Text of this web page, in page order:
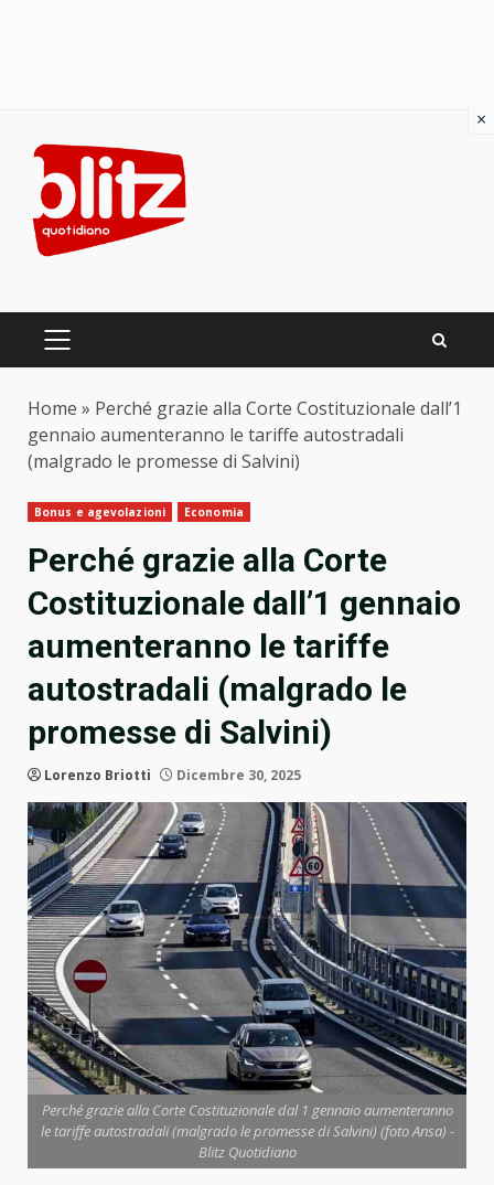
content
PRIMARY
Home » Perché grazie alla Corte Costituzionale dall’1
gennaio aumenteranno le tariffe autostradali
(malgrado le promesse di Salvini)
Bonus e agevolazioni Economia
Perché grazie alla Corte
Costituzionale dall’1 gennaio
aumenteranno le tariffe
autostradali (malgrado le
promesse di Salvini)
Lorenzo Briotti Dicembre 30, 2025
Perché grazie alla Corte Costituzionale dal 1 gennaio aumenteranno
le tariffe autostradali (malgrado le promesse di Salvini) (foto Ansa) -
Blitz Quotidiano
×